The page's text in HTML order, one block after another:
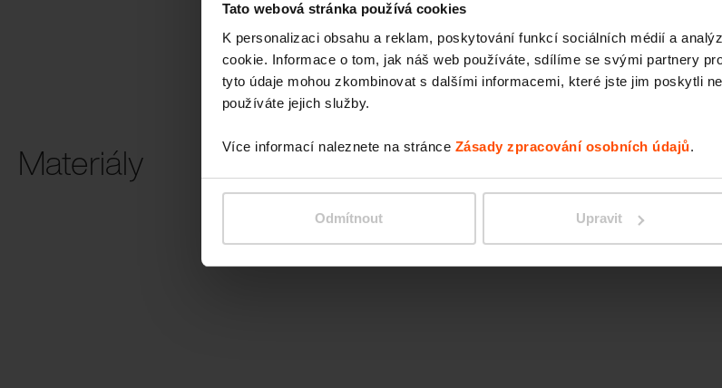
Tato webová stránka používá cookies
K personalizaci obsahu a reklam, poskytování funkcí sociálních médií a
cookie. Informace o tom, jak náš web používáte, sdílíme se svými partnery
tyto údaje mohou zkombinovat s dalšími informacemi, které jste jim poskytli
používáte jejich služby.
Více informací naleznete na stránce Zásady zpracování osobních údajů.
Odmítnout Upravit
Materiály